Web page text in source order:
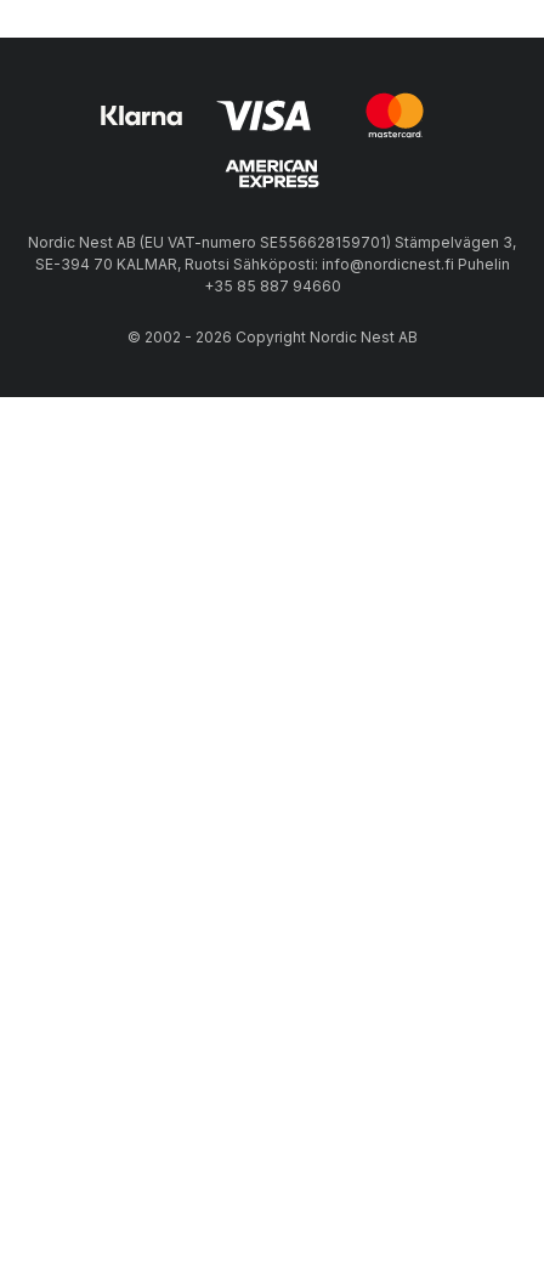
Nordic Nest AB (EU VAT-numero SE556628159701) Stämpelvägen 3,
SE-394 70 KALMAR, Ruotsi Sähköposti: info@nordicnest.fi Puhelin
+35 85 887 94660
© 2002 - 2026 Copyright Nordic Nest AB